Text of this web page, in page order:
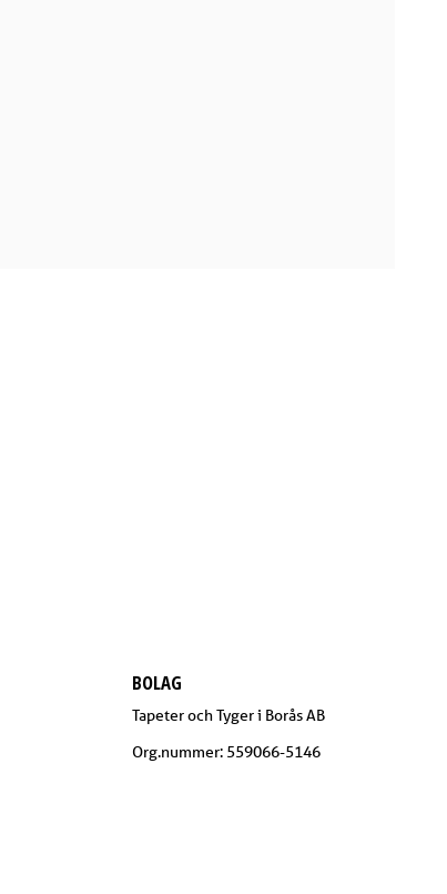
BOLAG
Tapeter och Tyger i Borås AB
Org.nummer: 559066-5146